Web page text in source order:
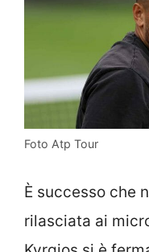
Foto Atp Tour
È successo che
rilasciata ai